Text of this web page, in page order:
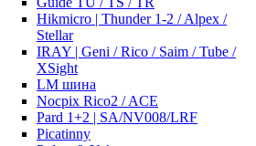
Hikmicro | Thunder 1-2 / Alpex /
Stellar
IRAY | Geni / Rico / Saim / Tube /
XSight
LM шина
Nocpix Rico2 / ACE
Pard 1+2 | SA/NV008/LRF
Picatinny